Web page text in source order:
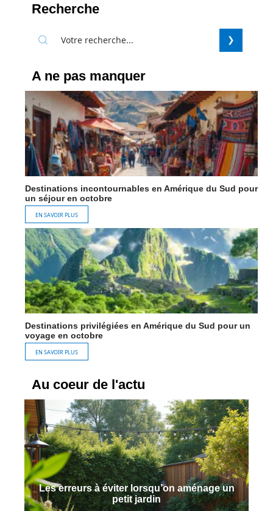
Recherche
A ne pas manquer
Destinations incontournables en Amérique du Sud pour
un séjour en octobre
EN SAVOIR PLUS
Destinations privilégiées en Amérique du Sud pour un
voyage en octobre
EN SAVOIR PLUS
Au coeur de l'actu
Les erreurs à éviter lorsqu’on aménage un
petit jardin